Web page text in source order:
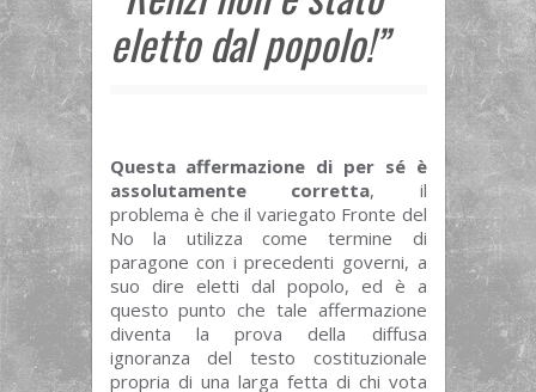
eletto dal popolo!”
Questa affermazione di per sé è
assolutamente corretta, il
problema è che il variegato Fronte del
No la utilizza come termine di
paragone con i precedenti governi, a
suo dire eletti dal popolo, ed è a
questo punto che tale affermazione
diventa la prova della diffusa
ignoranza del testo costituzionale
propria di una larga fetta di chi vota